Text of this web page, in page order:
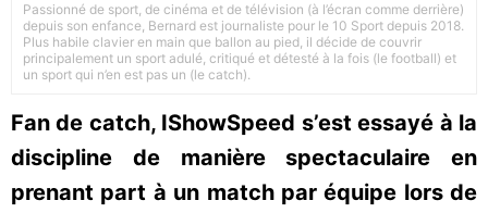
Passionné de sport, de cinéma et de télévision (à l’écran comme derrière)
depuis son enfance, Bernard est journaliste pour le 10 Sport depuis 2018.
Plus habile clavier en main que ballon au pied, il décide de couvrir
principalement un sport adulé, critiqué et détesté à la fois (le football) et
un sport qui n’en est pas un (le catch).
Fan de catch, IShowSpeed s’est essayé à la
discipline de manière spectaculaire en
prenant part à un match par équipe lors de